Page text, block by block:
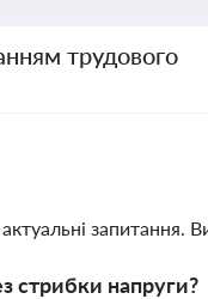
трудового
запитання.
стрибки напруги?